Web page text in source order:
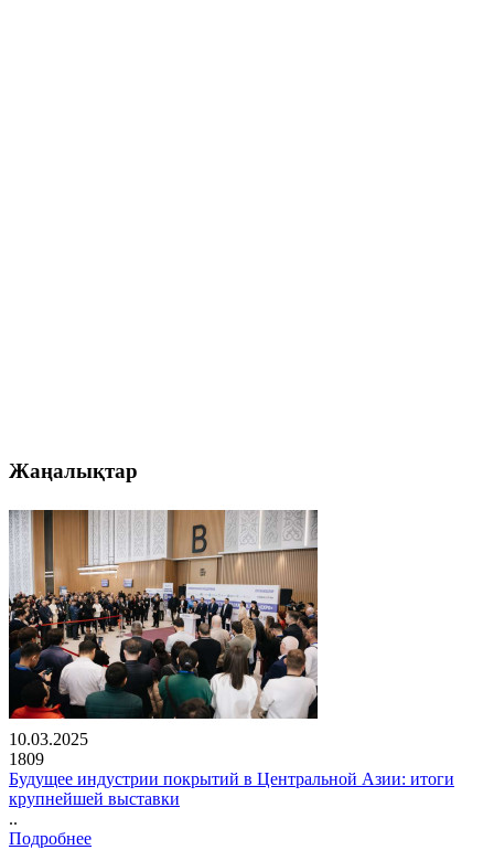
Жаңалықтар
10.03.2025
1809
Будущее индустрии покрытий в Центральной Азии: итоги
крупнейшей выставки
..
Подробнее